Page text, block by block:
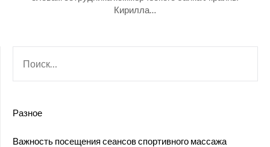
Кирилла…
Разное
Важность посещения сеансов спортивного массажа